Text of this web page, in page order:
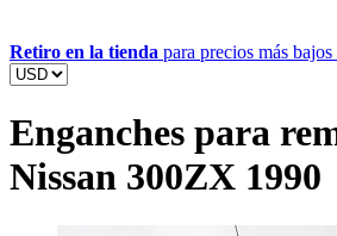
Retiro en la tienda para precios más
Enganches para
Nissan 300ZX 1990